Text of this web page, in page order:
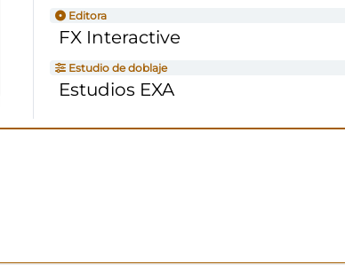
Editora
FX Interactive
Estudio de doblaje
Estudios EXA